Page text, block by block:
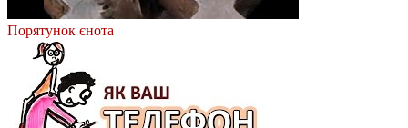
Порятунок єнота